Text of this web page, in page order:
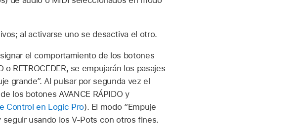
al activarse uno se desactiva el otro.
el comportamiento de los botones
o RETROCEDER, se empujarán los pasajes
grande”. Al pulsar por segunda vez el
los botones AVANCE RÁPIDO y
Control en Logic Pro). El modo “Empuje
usando los V-Pots con otros fines.